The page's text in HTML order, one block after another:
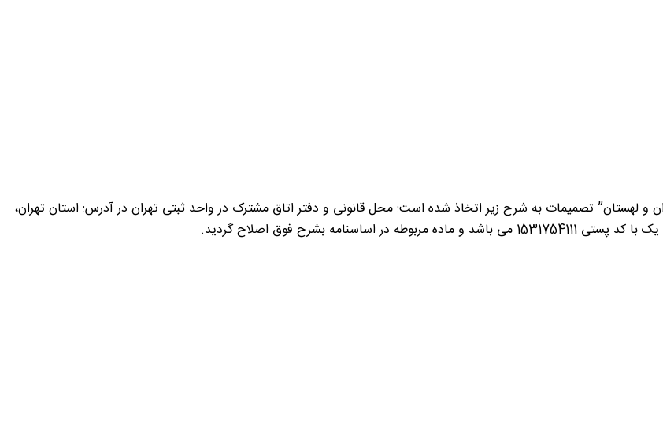
21/04/1401 “اتاق مشترک بازرگانی ایران و لهستان” تصمیمات به شرح زیر اتخاذ شده است: محل قانونی و دفتر اتاق مشترک در واحد ثبتی تهران در آدرس: استان تهران،
بشرح فوق اصلاح گردید.